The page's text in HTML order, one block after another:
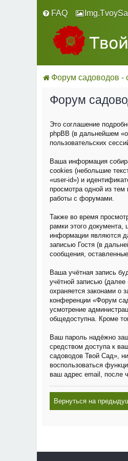
FAQ
Форум садоводов -
Форум
Это соглашение
phpBB (в дальнейшем
пользовательских
Ваша информация
cookies (небольшие
«user-id») и
просмотра одной из
работы с форумами.
Также во время
рамки этого
информации являются
записью Гостя (в
сообщения,
Ваша учётная запись
учётной записью
охраняется законами о
конференции «Форум
усмотрение
общедоступна. Кроме
Ваш пароль надёжно
средством доступа к
садоводов Твой Сад»,
воспользоваться
ваш адрес email, после
Вернуться на